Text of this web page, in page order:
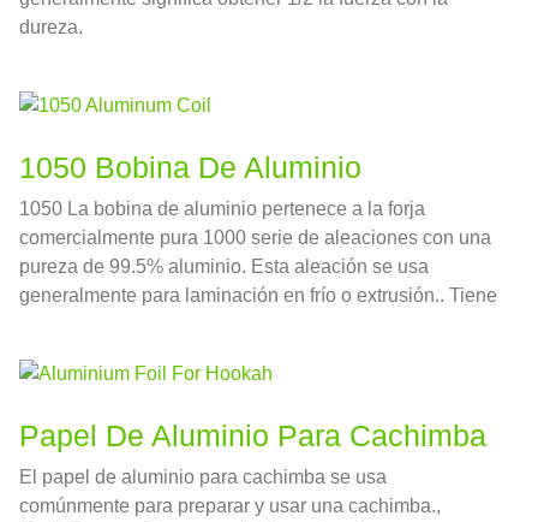
dureza.
1050 Bobina De Aluminio
1050 La bobina de aluminio pertenece a la forja
comercialmente pura 1000 serie de aleaciones con una
pureza de 99.5% aluminio. Esta aleación se usa
generalmente para laminación en frío o extrusión.. Tiene
térmica.
Papel De Aluminio Para Cachimba
El papel de aluminio para cachimba se usa
comúnmente para preparar y usar una cachimba.,